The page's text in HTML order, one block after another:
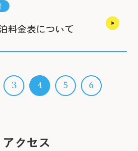
料金表について
3 4 5 6
アクセス